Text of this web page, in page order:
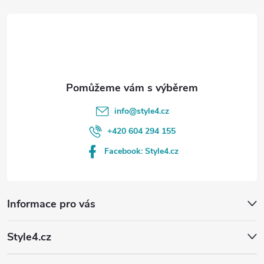
Informace pro vás
Style4.cz
info@style4.cz
+420 604 294 155
Facebook: Style4.cz